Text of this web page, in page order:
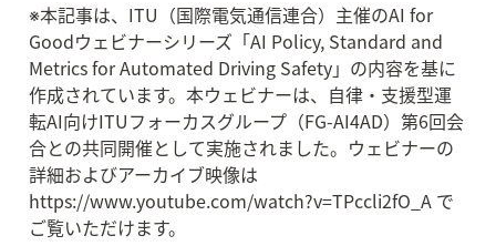
※本記事は、ITU（国際電気通信連合）主催のAI for
Goodウェビナーシリーズ「AI Policy, Standard and
Metrics for Automated Driving Safety」の内容を基に
作成されています。本ウェビナーは、自律・支援型運
転AI向けITUフォーカスグループ（FG-AI4AD）第6回会
合との共同開催として実施されました。ウェビナーの
詳細およびアーカイブ映像は
https://www.youtube.com/watch?v=TPccli2fO_A で
ご覧いただけます。